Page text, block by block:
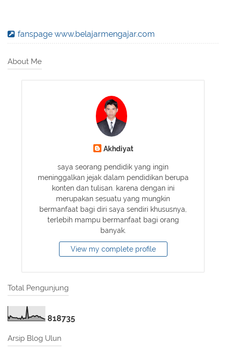
fanspage www.belajarmengajar.com
About Me
Akhdiyat
saya seorang pendidik yang ingin
meninggalkan jejak dalam pendidikan berupa
konten dan tulisan. karena dengan ini
merupakan sesuatu yang mungkin
bermanfaat bagi diri saya sendiri khususnya,
terlebih mampu bermanfaat bagi orang
banyak.
View my complete profile
Total Pengunjung
818735
Arsip Blog Ulun